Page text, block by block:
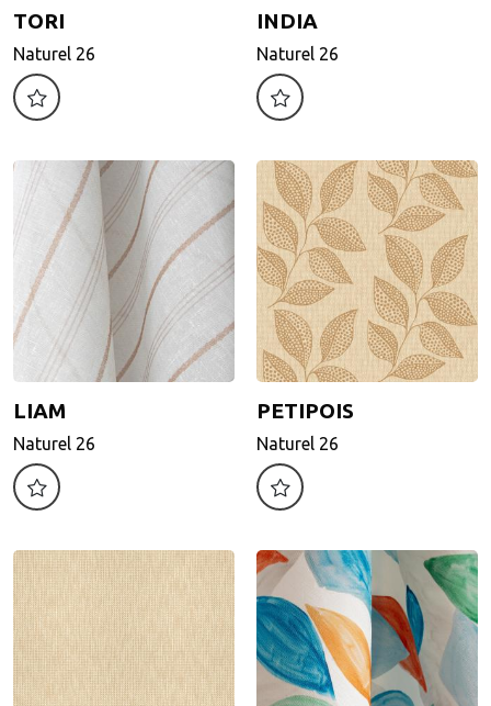
TORI
Naturel 26
TORI
Naturel 26
INDIA
Naturel 26
INDIA
Naturel 26
LIAM
Naturel 26
LIAM
Naturel 26
PETIPOIS
Naturel 26
PETIPOIS
Naturel 26